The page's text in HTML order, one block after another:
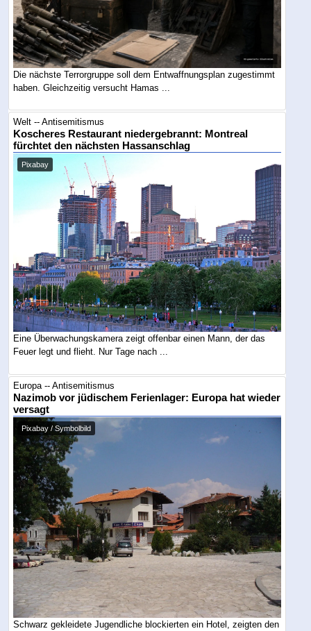
Die nächste Terrorgruppe soll dem Entwaffnungsplan zugestimmt
haben. Gleichzeitig versucht Hamas ...
Welt -- Antisemitismus
Koscheres Restaurant niedergebrannt: Montreal
fürchtet den nächsten Hassanschlag
Pixabay
Eine Überwachungskamera zeigt offenbar einen Mann, der das
Feuer legt und flieht. Nur Tage nach ...
Europa -- Antisemitismus
Nazimob vor jüdischem Ferienlager: Europa hat wieder
versagt
Pixabay / Symbolbild
Schwarz gekleidete Jugendliche blockierten ein Hotel, zeigten den